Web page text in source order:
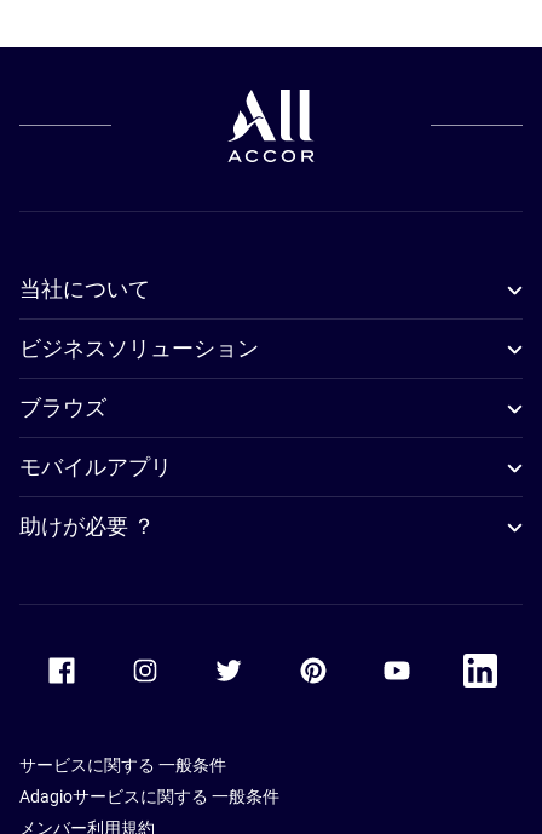
当社について
ビジネスソリューション
ブラウズ
モバイルアプリ
助けが必要 ？
Accor Youtube
Accor
サービスに関する 一般条件
Adagioサービスに関する 一般条件
メンバー利用規約